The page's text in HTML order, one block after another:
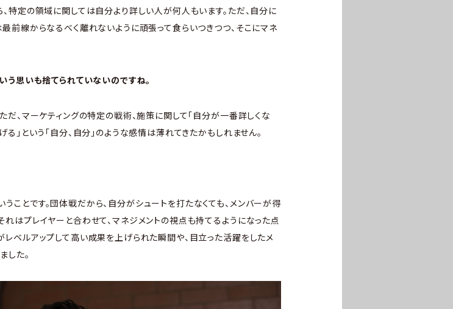
特定の領域に関しては自分より詳しい人が何人もいます。ただ、自分に
前線からなるべく離れないように頑張って食らいつきつつ、そこにマネ
う思いも捨てられていないのですね。
だ、マーケティングの特定の戦術、施策に関して「自分が一番詳しくな
」という「自分、自分」のような感情は薄れてきたかもしれません。
とです。団体戦だから、自分がシュートを打たなくても、メンバーが得
はプレイヤーと合わせて、マネジメントの視点も持てるようになった点
ベルアップして高い成果を上げられた瞬間や、目立った活躍をしたメ
した。